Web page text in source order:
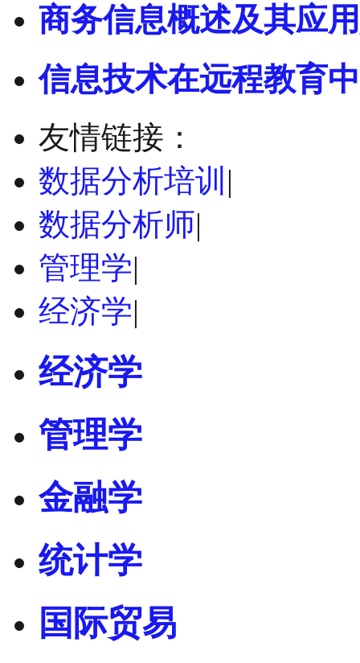
商务信息概述及其应
信息技术在远程教育
友情链接：
数据分析培训 |
数据分析师|
管理学|
经济学|
经济学
管理学
金融学
统计学
国际贸易